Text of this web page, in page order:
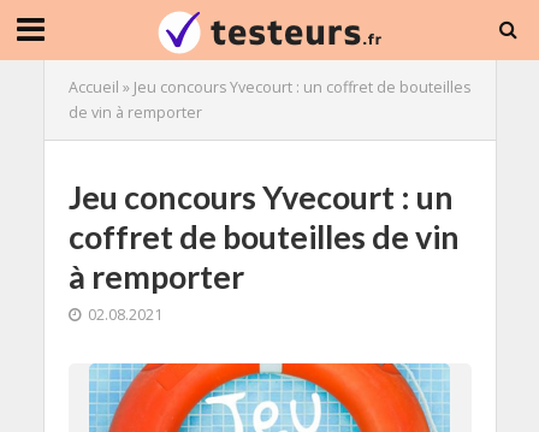
Accueil » Jeu concours Yvecourt : un coffret de bouteilles
de vin à remporter
Jeu concours Yvecourt : un
coffret de bouteilles de vin
à remporter
02.08.2021